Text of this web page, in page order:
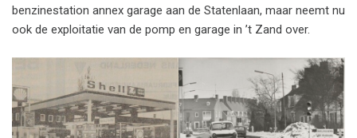
benzinestation annex garage aan de Statenlaan, maar neemt nu
ook de exploitatie van de pomp en garage in ’t Zand over.